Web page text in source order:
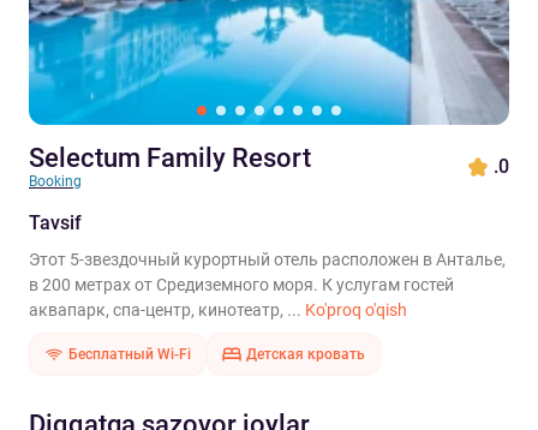
Selectum Family Resort
Booking
.0
Tavsif
Этот 5-звездочный курортный отель расположен в Анталье,
в 200 метрах от Средиземного моря. К услугам гостей
аквапарк, спа-центр, кинотеатр, ... Ko'proq o'qish
Бесплатный Wi-Fi Детская кровать